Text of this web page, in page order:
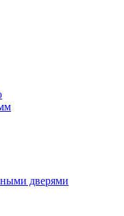
дверями